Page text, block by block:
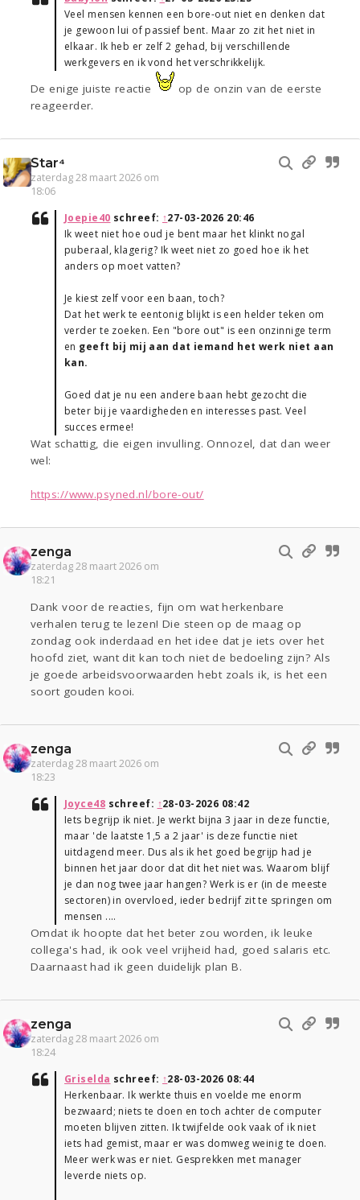
Veel mensen kennen een bore-out niet en denken dat
je gewoon lui of passief bent. Maar zo zit het niet in
elkaar. Ik heb er zelf 2 gehad, bij verschillende
werkgevers en ik vond het verschrikkelijk.
De enige juiste reactie
op de onzin van de eerste
reageerder.
Star⁴
zaterdag 28 maart 2026 om
18:06
Joepie40 schreef: ↑27-03-2026 20:46
Ik weet niet hoe oud je bent maar het klinkt nogal
puberaal, klagerig? Ik weet niet zo goed hoe ik het
anders op moet vatten?
Je kiest zelf voor een baan, toch?
Dat het werk te eentonig blijkt is een helder teken om
verder te zoeken. Een "bore out" is een onzinnige term
en geeft bij mij aan dat iemand het werk niet aan
kan.
Goed dat je nu een andere baan hebt gezocht die
beter bij je vaardigheden en interesses past. Veel
succes ermee!
Wat schattig, die eigen invulling. Onnozel, dat dan weer
wel:
https://www.psyned.nl/bore-out/
zenga
zaterdag 28 maart 2026 om
18:21
Dank voor de reacties, fijn om wat herkenbare
verhalen terug te lezen! Die steen op de maag op
zondag ook inderdaad en het idee dat je iets over het
hoofd ziet, want dit kan toch niet de bedoeling zijn? Als
je goede arbeidsvoorwaarden hebt zoals ik, is het een
soort gouden kooi.
zenga
zaterdag 28 maart 2026 om
18:23
Joyce48 schreef: ↑28-03-2026 08:42
Iets begrijp ik niet. Je werkt bijna 3 jaar in deze functie,
maar 'de laatste 1,5 a 2 jaar' is deze functie niet
uitdagend meer. Dus als ik het goed begrijp had je
binnen het jaar door dat dit het niet was. Waarom blijf
je dan nog twee jaar hangen? Werk is er (in de meeste
sectoren) in overvloed, ieder bedrijf zit te springen om
mensen ....
Omdat ik hoopte dat het beter zou worden, ik leuke
collega's had, ik ook veel vrijheid had, goed salaris etc.
Daarnaast had ik geen duidelijk plan B.
zenga
zaterdag 28 maart 2026 om
18:24
Griselda schreef: ↑28-03-2026 08:44
Herkenbaar. Ik werkte thuis en voelde me enorm
bezwaard; niets te doen en toch achter de computer
moeten blijven zitten. Ik twijfelde ook vaak of ik niet
iets had gemist, maar er was domweg weinig te doen.
Meer werk was er niet. Gesprekken met manager
leverde niets op.